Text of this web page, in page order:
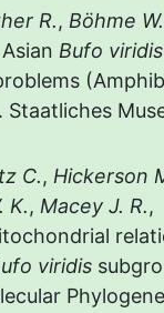
R., Böhme
Bufo
C., Hickerson
K., Macey J. R.
viridis